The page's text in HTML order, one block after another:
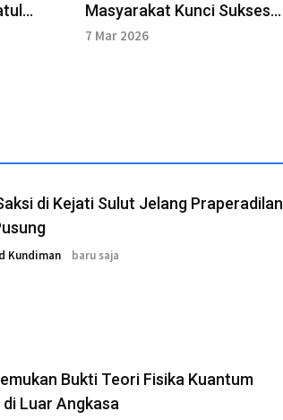
Masyarakat Kunci Sukses
Program MBG di Manado
7 Mar 2026
di Kejati Sulut Jelang Praperadilan
Kundiman baru saja
Bukti Teori Fisika Kuantum
Luar Angkasa